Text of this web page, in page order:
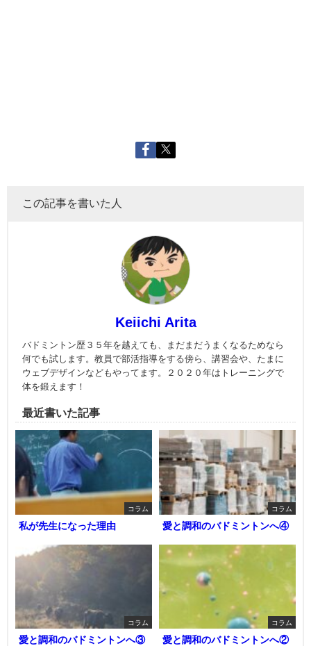
この記事を書いた人
Keiichi Arita
バドミントン歴３５年を越えても、まだまだうまくなるためなら
何でも試します。教員で部活指導をする傍ら、講習会や、たまに
ウェブデザインなどもやってます。２０２０年はトレーニングで
体を鍛えます！
最近書いた記事
コラム
私が先生になった理由
コラム
愛と調和のバドミントンへ④
コラム
愛と調和のバドミントンへ③
コラム
愛と調和のバドミントンへ②